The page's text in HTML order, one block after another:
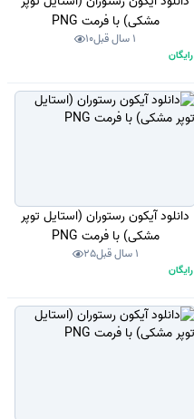
مشکی) با فرمت PNG
1 سال قبل 10
رایگان
دانلود آیکون رستوران (استایل توپر
مشکی) با فرمت PNG
1 سال قبل 25
رایگان